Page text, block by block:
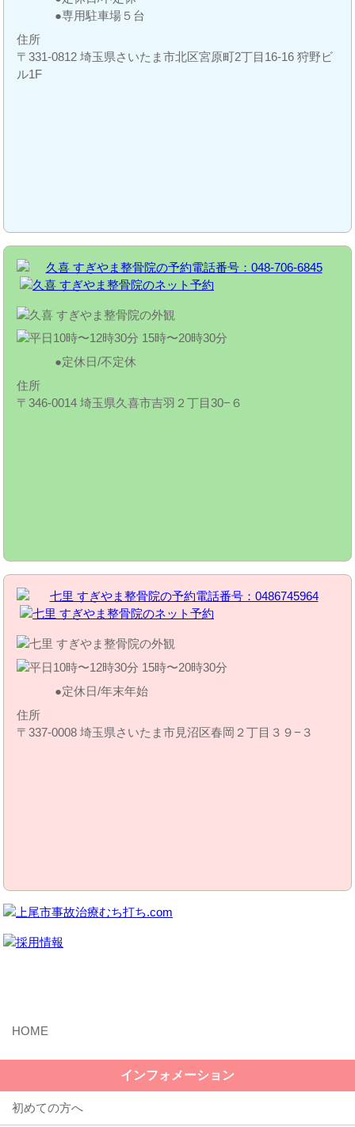
専用駐車場５台
住所
〒331-0812 埼玉県さいたま市北区宮原町2丁目16-16 狩野ビ
ル1F
定休日/不定休
住所
〒346-0014 埼玉県久喜市吉羽２丁目30−６
定休日/年末年始
住所
〒337-0008 埼玉県さいたま市見沼区春岡２丁目３９−３
インフォメーション
初めての方へ